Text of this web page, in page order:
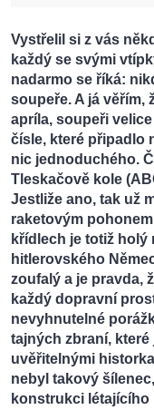
Vystřelil si z vás
každý se svými
nadarmo se říká:
soupeře. A já věřím,
apríla, soupeři
čísle, které připadlo
nic jednoduchého.
Tleskačově kole
Jestliže ano, tak už
raketovým
křídlech je totiž holý
hitlerovského
zoufalý a je pravda,
každý dopravní
nevyhnutelné
tajných zbraní,
uvěřitelnými
nebyl takový
konstrukci létajícího